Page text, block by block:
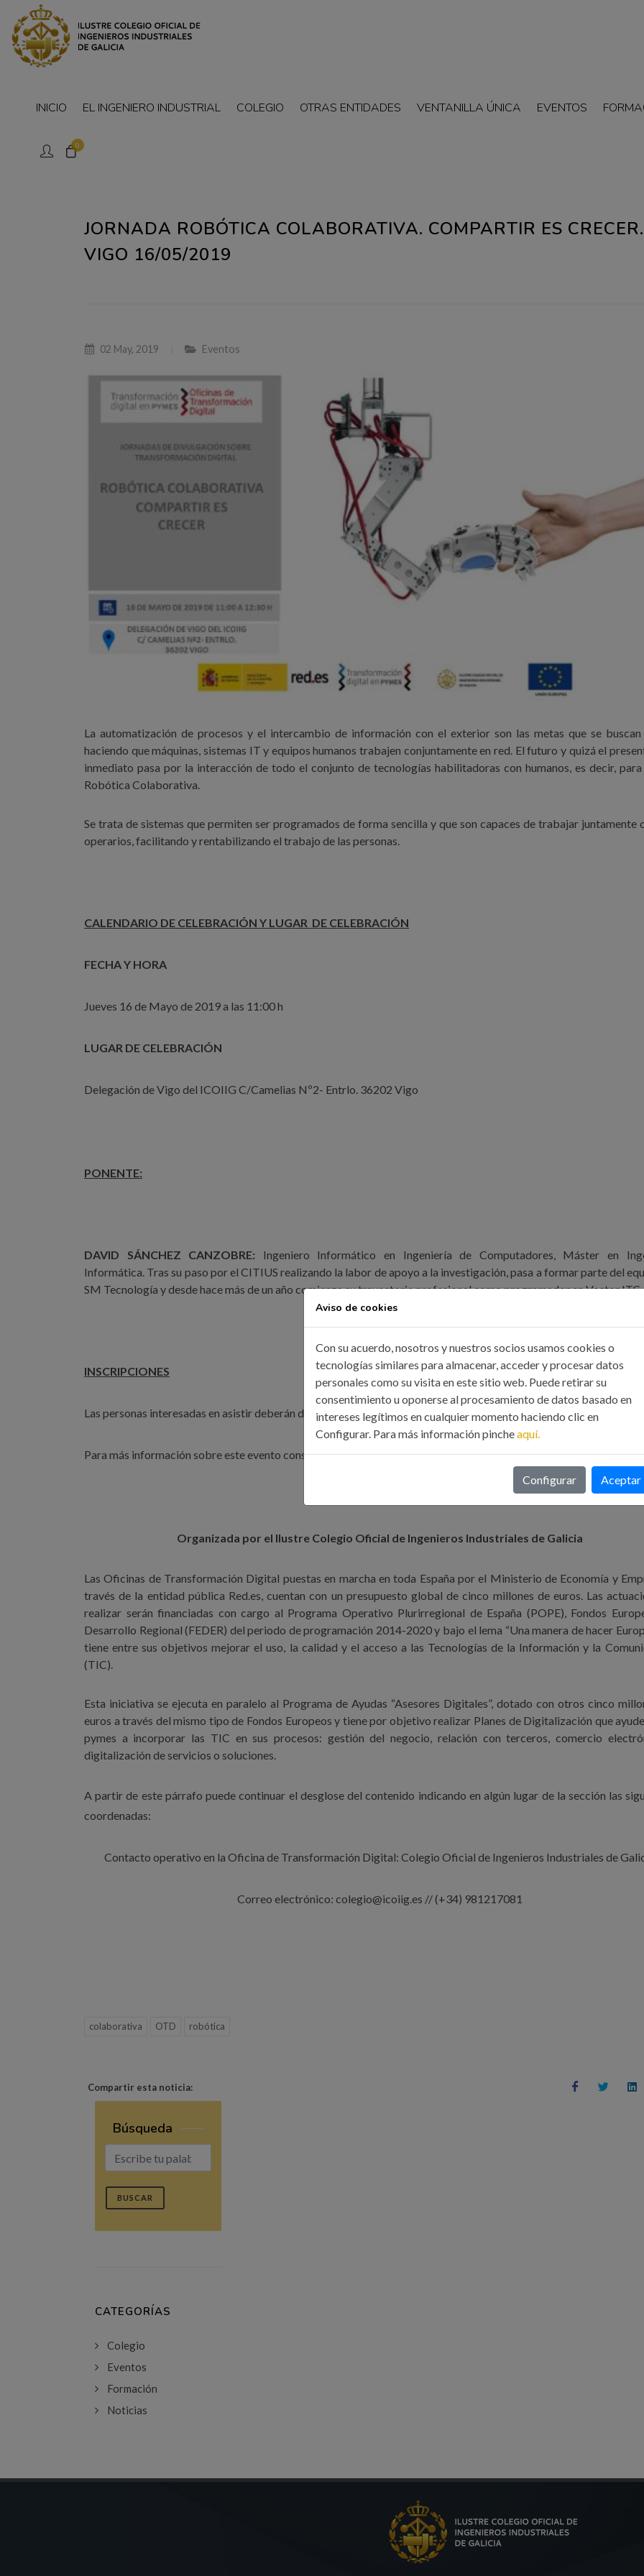
0
INICIO EL INGENIERO INDUSTRIAL COLEGIO OTRAS ENTIDADES VENTANILLA ÚNICA EVENTOS
JORNADA ROBÓTICA COLABORATIVA. COMPARTIR ES CRECER.
VIGO 16/05/2019
02 May, 2019 Eventos
La automatización de procesos y el intercambio de información con el exterior son las metas que se buscan
haciendo que máquinas, sistemas IT y equipos humanos trabajen conjuntamente en red. El futuro y quizá el
inmediato pasa por la interacción de todo el conjunto de tecnologías habilitadoras con humanos, es decir,
Robótica Colaborativa.
Se trata de sistemas que permiten ser programados de forma sencilla y que son capaces de trabajar juntamente
operarios, facilitando y rentabilizando el trabajo de las personas.
CALENDARIO DE CELEBRACIÓN Y LUGAR DE CELEBRACIÓN
FECHA Y HORA
Jueves 16 de Mayo de 2019 a las 11:00 h
LUGAR DE CELEBRACIÓN
Delegación de Vigo del ICOIIG C/Camelias Nº2- Entrlo. 36202 Vigo
PONENTE:
DAVID SÁNCHEZ CANZOBRE: Ingeniero Informático en Ingeniería de Computadores, Máster en
Informática. Tras su paso por el CITIUS realizando la labor de apoyo a la investigación, pasa a formar parte del
SM Tecnología y desde hace más de un año comienza su trayectoria profesional como programador en Vector ITC.
INSCRIPCIONES
Las personas interesadas en asistir deberán de comunicarlo a través del siguienteFORMULARIO DE
Para más información sobre este evento consultar la página Web del Colegiowww.icoiig.es
Organizada por el Ilustre Colegio Oficial de Ingenieros Industriales de Galicia
Las Oficinas de Transformación Digital puestas en marcha en toda España por el Ministerio de Economía y
través de la entidad pública Red.es, cuentan con un presupuesto global de cinco millones de euros. Las
realizar serán financiadas con cargo al Programa Operativo Plurirregional de España (POPE), Fondos
Desarrollo Regional (FEDER) del periodo de programación 2014-2020 y bajo el lema “Una manera de hacer
tiene entre sus objetivos mejorar el uso, la calidad y el acceso a las Tecnologías de la Información y la
(TIC).
Esta iniciativa se ejecuta en paralelo al Programa de Ayudas “Asesores Digitales”, dotado con otros cinco
euros a través del mismo tipo de Fondos Europeos y tiene por objetivo realizar Planes de Digitalización que
pymes a incorporar las TIC en sus procesos: gestión del negocio, relación con terceros, comercio
digitalización de servicios o soluciones.
A partir de este párrafo puede continuar el desglose del contenido indicando en algún lugar de la sección las
coordenadas:
Contacto operativo en la Oficina de Transformación Digital: Colegio Oficial de Ingenieros Industriales de
Correo electrónico: colegio@icoiig.es // (+34) 981217081
colaborativa OTD robótica
Compartir esta noticia:
Búsqueda
BUSCAR
CATEGORÍAS
Colegio
Eventos
Formación
Noticias
Aviso de cookies
Con su acuerdo, nosotros y nuestros socios usamos cookies o
tecnologías similares para almacenar, acceder y procesar datos
personales como su visita en este sitio web. Puede retirar su
consentimiento u oponerse al procesamiento de datos basado en
intereses legítimos en cualquier momento haciendo clic en
Configurar. Para más información pincheaquí.
Configurar Aceptar